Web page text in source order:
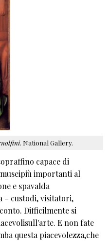
. National Gallery.
capace di
importanti al
e spavalda
– custodi, visitatori,
Difficilmente si
E non fate
questa piacevolezza,che